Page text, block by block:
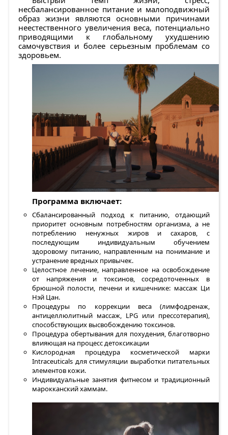
несбалансированное питание и малоподвижный
образ жизни являются основными причинами
неестественного увеличения веса, потенциально
приводящими к глобальному ухудшению
самочувствия и более серьезным проблемам со
здоровьем.
Программа включает:
Сбалансированный подход к питанию, отдающий
приоритет основным потребностям организма, а не
потреблению ненужных жиров и сахаров, с
последующим индивидуальным обучением
здоровому питанию, направленным на понимание и
устранение вредных привычек.
Целостное лечение, направленное на освобождение
от напряжения и токсинов, сосредоточенных в
брюшной полости, печени и кишечнике: массаж Ци
Нэй Цан.
Процедуры по коррекции веса (лимфодренаж,
антицеллюлитный массаж, LPG или прессотерапия),
способствующих высвобождению токсинов.
Процедура обертывания для похудения, благотворно
влияющая на процесс детоксикации
Кислородная процедура косметической марки
Intraceuticals для стимуляции выработки питательных
элементов кожи.
Индивидуальные занятия фитнесом и традиционный
марокканский хаммам.